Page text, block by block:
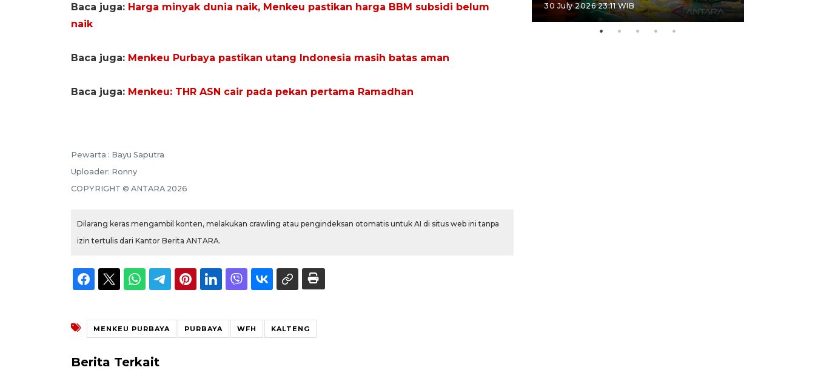
Baca juga: Harga minyak dunia naik, Menkeu pastikan harga BBM subsidi belum
naik
Baca juga: Menkeu Purbaya pastikan utang Indonesia masih batas aman
Baca juga: Menkeu: THR ASN cair pada pekan pertama Ramadhan
Pewarta : Bayu Saputra
Uploader: Ronny
COPYRIGHT © ANTARA 2026
Dilarang keras mengambil konten, melakukan crawling atau pengindeksan otomatis untuk AI di situs web ini tanpa
izin tertulis dari Kantor Berita ANTARA.
MENKEU PURBAYA PURBAYA WFH KALTENG
Berita Terkait
22 July 2026 17:18 WIB 30 July 2026 23:11 WIB